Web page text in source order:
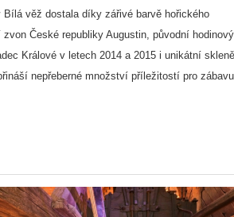
věž dostala díky zářivé barvě hořického
České republiky Augustin, původní hodinový
Králové v letech 2014 a 2015 i unikátní
nepřeberné množství příležitostí pro